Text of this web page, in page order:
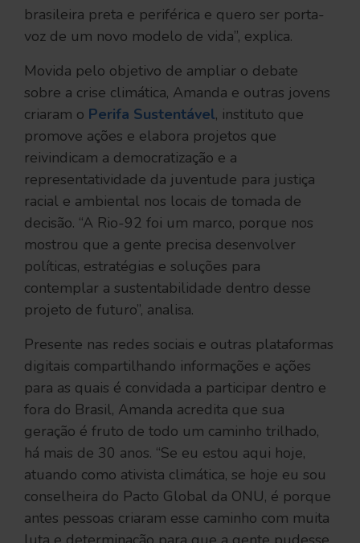
brasileira preta e periférica e quero ser porta-
voz de um novo modelo de vida”, explica.
Movida pelo objetivo de ampliar o debate
sobre a crise climática, Amanda e outras jovens
criaram o Perifa Sustentável, instituto que
promove ações e elabora projetos que
reivindicam a democratização e a
representatividade da juventude para justiça
racial e ambiental nos locais de tomada de
decisão. “A Rio-92 foi um marco, porque nos
mostrou que a gente precisa desenvolver
políticas, estratégias e soluções para
contemplar a sustentabilidade dentro desse
projeto de futuro”, analisa.
Presente nas redes sociais e outras plataformas
digitais compartilhando informações e ações
para as quais é convidada a participar dentro e
fora do Brasil, Amanda acredita que sua
geração é fruto de todo um caminho trilhado,
há mais de 30 anos. “Se eu estou aqui hoje,
atuando como ativista climática, se hoje eu sou
conselheira do Pacto Global da ONU, é porque
antes pessoas criaram esse caminho com muita